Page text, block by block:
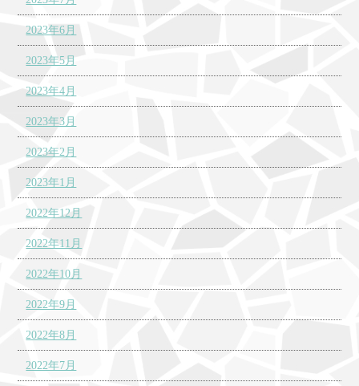
2023年6月
2023年5月
2023年4月
2023年3月
2023年2月
2023年1月
2022年12月
2022年11月
2022年10月
2022年9月
2022年8月
2022年7月